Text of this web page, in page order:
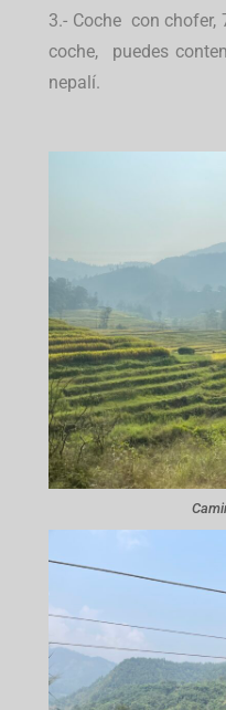
3.- Coche con chofer,
coche, puedes
nepalí.